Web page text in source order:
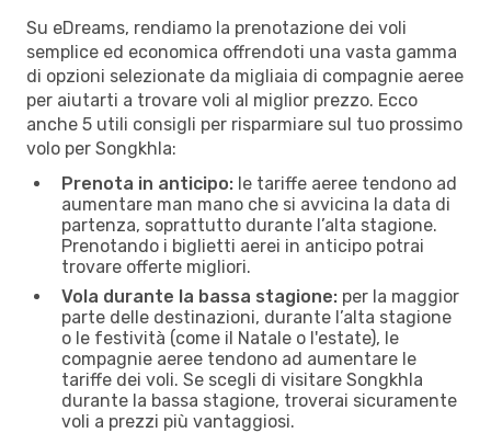
Su eDreams, rendiamo la prenotazione dei voli
semplice ed economica offrendoti una vasta gamma
di opzioni selezionate da migliaia di compagnie aeree
per aiutarti a trovare voli al miglior prezzo. Ecco
anche 5 utili consigli per risparmiare sul tuo prossimo
volo per Songkhla:
Prenota in anticipo: le tariffe aeree tendono ad
aumentare man mano che si avvicina la data di
partenza, soprattutto durante l’alta stagione.
Prenotando i biglietti aerei in anticipo potrai
trovare offerte migliori.
Vola durante la bassa stagione: per la maggior
parte delle destinazioni, durante l’alta stagione
o le festività (come il Natale o l'estate), le
compagnie aeree tendono ad aumentare le
tariffe dei voli. Se scegli di visitare Songkhla
durante la bassa stagione, troverai sicuramente
voli a prezzi più vantaggiosi.